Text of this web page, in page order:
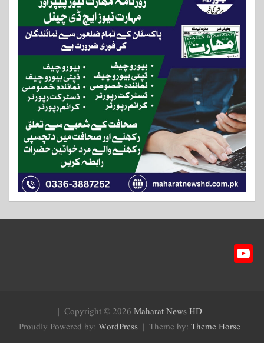
e
Copyright © 2026 Maharat News HD
Theme by: Theme Horse
Proudly Powered by: WordPress